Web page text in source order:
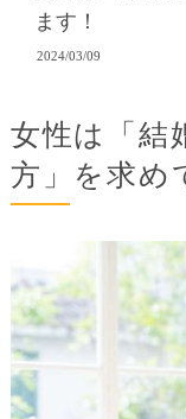
ます！
2024/03/09
女性は「結
方」を求め